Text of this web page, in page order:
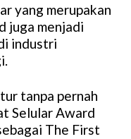
yang merupakan
juga menjadi
industri
tanpa pernah
Selular Award
The First